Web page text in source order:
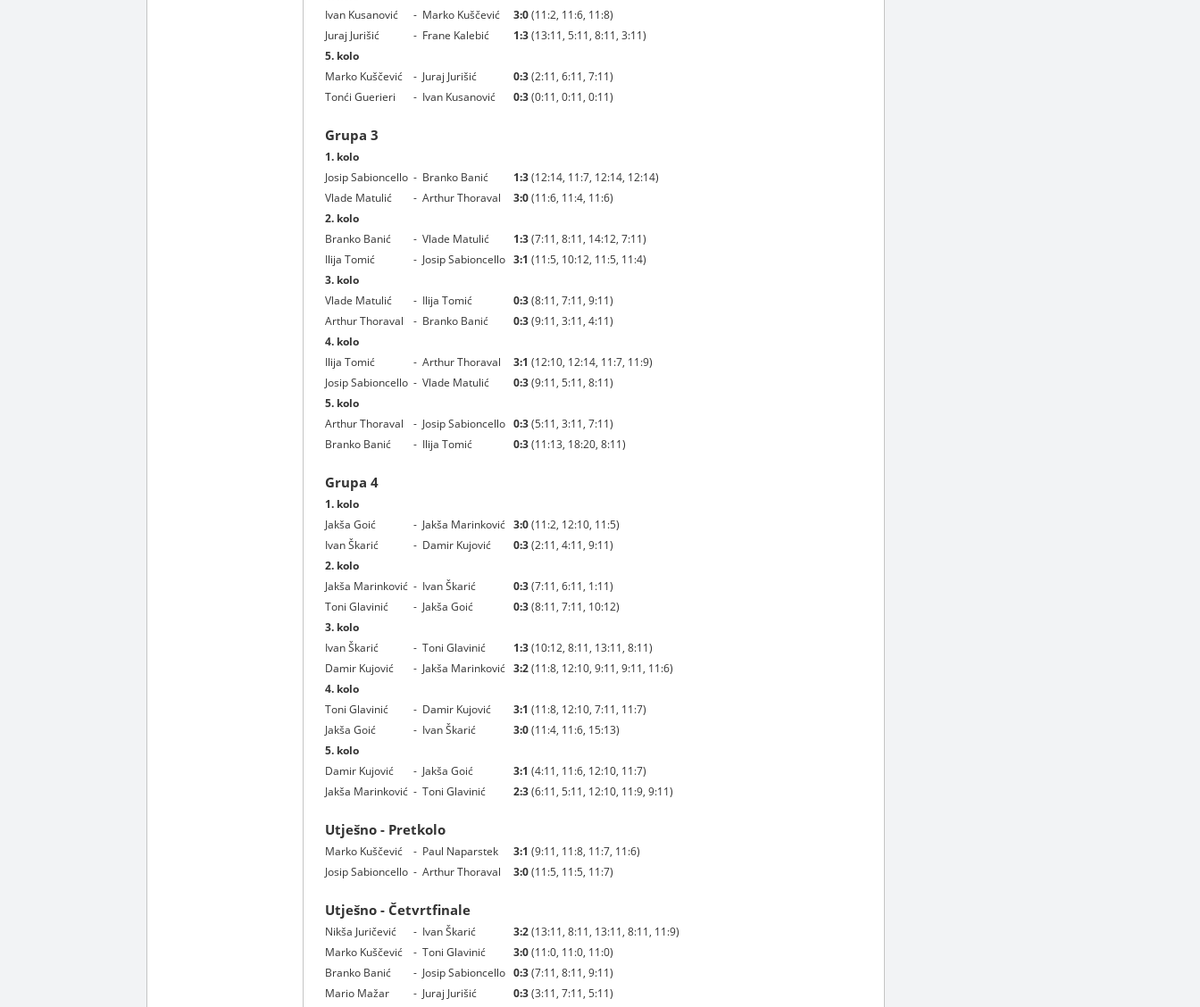
Ivan Kusanović
- Marko Kuščević 3:0(11:2, 11:6, 11:8)
Juraj Jurišić
- Frane Kalebić 1:3(13:11, 5:11, 8:11, 3:11)
5. kolo
Marko Kuščević
- Juraj Jurišić 0:3(2:11, 6:11, 7:11)
Tonći Guerieri
- Ivan Kusanović 0:3(0:11, 0:11, 0:11)
Grupa 3
1. kolo
Josip Sabioncello - Branko Banić 1:3(12:14, 11:7, 12:14, 12:14)
Vlade Matulić
- Arthur Thoraval 3:0(11:6, 11:4, 11:6)
2. kolo
Branko Banić
- Vlade Matulić 1:3(7:11, 8:11, 14:12, 7:11)
Ilija Tomić
- Josip Sabioncello 3:1 (11:5, 10:12, 11:5, 11:4)
3. kolo
Vlade Matulić
- Ilija Tomić 0:3(8:11, 7:11, 9:11)
Arthur Thoraval
- Branko Banić 0:3(9:11, 3:11, 4:11)
4. kolo
Ilija Tomić
- Arthur Thoraval 3:1 (12:10, 12:14, 11:7, 11:9)
Josip Sabioncello - Vlade Matulić 0:3(9:11, 5:11, 8:11)
5. kolo
Arthur Thoraval
- Josip Sabioncello 0:3(5:11, 3:11, 7:11)
Branko Banić
- Ilija Tomić 0:3(11:13, 18:20, 8:11)
Grupa 4
1. kolo
Jakša Goić
- Jakša Marinković 3:0(11:2, 12:10, 11:5)
Ivan Škarić
- Damir Kujović 0:3(2:11, 4:11, 9:11)
2. kolo
Jakša Marinković - Ivan Škarić 0:3(7:11, 6:11, 1:11)
Toni Glavinić
- Jakša Goić 0:3(8:11, 7:11, 10:12)
3. kolo
Ivan Škarić
- Toni Glavinić 1:3(10:12, 8:11, 13:11, 8:11)
Damir Kujović
- Jakša Marinković 3:2(11:8, 12:10, 9:11, 9:11, 11:6)
4. kolo
Toni Glavinić
- Damir Kujović 3:1 (11:8, 12:10, 7:11, 11:7)
Jakša Goić
- Ivan Škarić 3:0(11:4, 11:6, 15:13)
5. kolo
Damir Kujović
- Jakša Goić 3:1 (4:11, 11:6, 12:10, 11:7)
Jakša Marinković - Toni Glavinić 2:3(6:11, 5:11, 12:10, 11:9, 9:11)
Utješno - Pretkolo
Marko Kuščević - Paul Naparstek 3:1 (9:11, 11:8, 11:7, 11:6)
Josip Sabioncello - Arthur Thoraval 3:0(11:5, 11:5, 11:7)
Utješno - Četvrtfinale
Nikša Juričević - Ivan Škarić 3:2(13:11, 8:11, 13:11, 8:11, 11:9)
Marko Kuščević
- Toni Glavinić 3:0(11:0, 11:0, 11:0)
Branko Banić
- Josip Sabioncello 0:3(7:11, 8:11, 9:11)
Mario Mažar
- Juraj Jurišić 0:3(3:11, 7:11, 5:11)